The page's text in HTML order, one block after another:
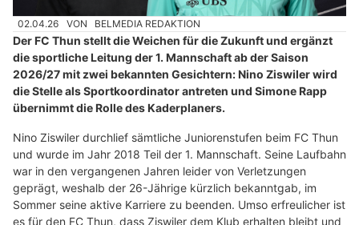
02.04.26 VON BELMEDIA REDAKTION
Der FC Thun stellt die Weichen für die Zukunft und ergänzt
die sportliche Leitung der 1. Mannschaft ab der Saison
2026/27 mit zwei bekannten Gesichtern: Nino Ziswiler wird
die Stelle als Sportkoordinator antreten und Simone Rapp
übernimmt die Rolle des Kaderplaners.
Nino Ziswiler durchlief sämtliche Juniorenstufen beim FC Thun
und wurde im Jahr 2018 Teil der 1. Mannschaft. Seine Laufbahn
war in den vergangenen Jahren leider von Verletzungen
geprägt, weshalb der 26-Jährige kürzlich bekanntgab, im
Sommer seine aktive Karriere zu beenden. Umso erfreulicher ist
es für den FC Thun, dass Ziswiler dem Klub erhalten bleibt und